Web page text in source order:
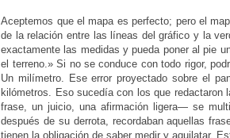
Aceptemos que el mapa es perfecto; pero el
de la relación entre las líneas del gráfico y la
exactamente las medidas y pueda poner al pie
el terreno.» Si no se conduce con todo rigor,
Un milímetro. Ese error proyectado sobre el
kilómetros. Eso sucedía con los que redactaron
frase, un juicio, una afirmación ligera— se
después de su derrota, recordaban aquellas
tienen laobligación de saber medir y aquilatar.